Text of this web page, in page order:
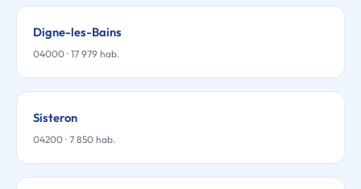
Digne-les-Bains
04000 · 17 979 hab.
Sisteron
04200 · 7 850 hab.